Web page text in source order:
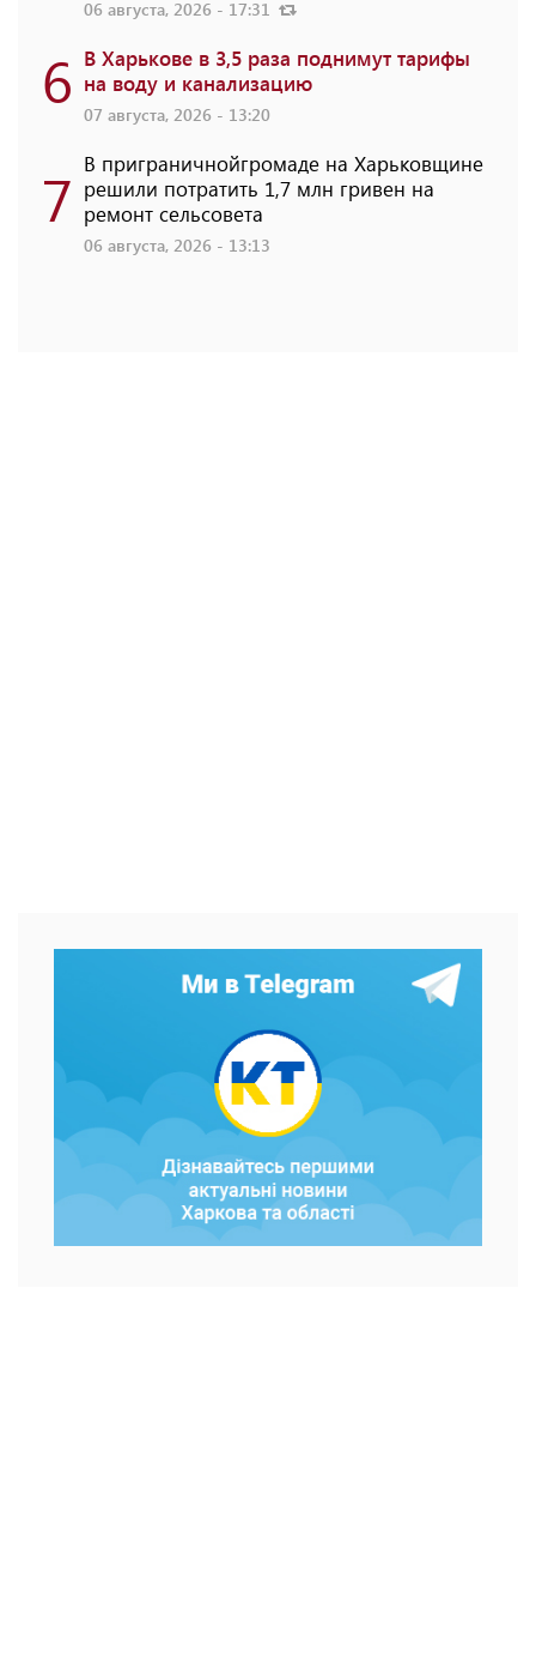
06 августа, 2026 - 17:31
6 В Харькове в 3,5 раза поднимут тарифы
на воду и канализацию
07 августа, 2026 - 13:20
7 В приграничнойгромаде на Харьковщине
решили потратить 1,7 млн ​​гривен на
ремонт сельсовета
06 августа, 2026 - 13:13